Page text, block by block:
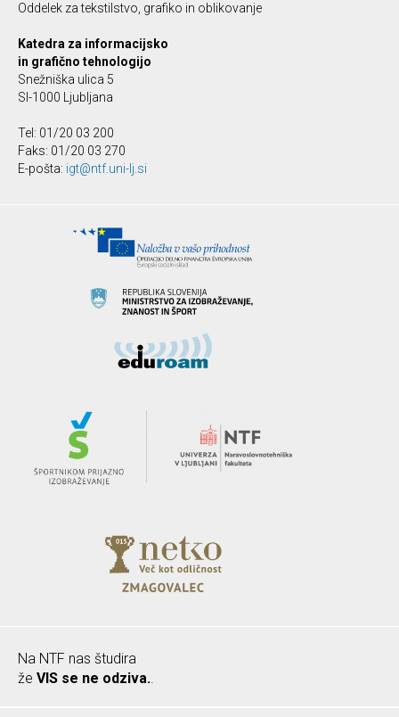
Oddelek za tekstilstvo, grafiko in oblikovanje
Katedra za informacijsko
in grafično tehnologijo
Snežniška ulica 5
SI-1000 Ljubljana
Tel: 01/20 03 200
Faks: 01/20 03 270
E-pošta: igt@ntf.uni-lj.si
Na NTF nas študira
že VIS se ne odziva.